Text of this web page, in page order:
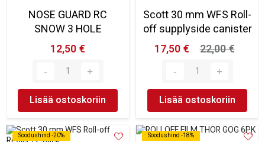
NOSE GUARD RC
SNOW 3 HOLE
12,50 €
Lisää ostoskoriin
Scott 30 mm WFS Roll-
off supplyside canister
17,50 €
22,00 €
Lisää ostoskoriin
Soodushind -20%
Soodushind -20%
Soodushind -18%
Soodushind -18%